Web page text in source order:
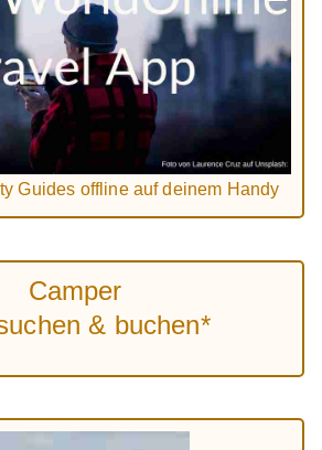
Guides offline auf deinem Handy
Camper
& buchen*